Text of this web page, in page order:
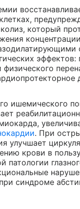
который
физического
ишемического
. При
улучшает
крови в
патологии
при синдроме